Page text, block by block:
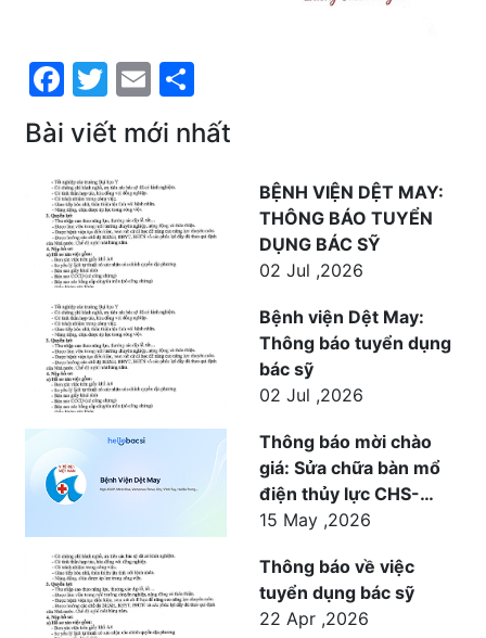
Facebook
Twitter
Email
Bài viết mới nhất
BỆNH VIỆN DỆT MAY:
THÔNG BÁO TUYỂN
DỤNG BÁC SỸ
02 Jul ,2026
Bệnh viện Dệt May:
Thông báo tuyển dụng
bác sỹ
02 Jul ,2026
Thông báo mời chào
giá: Sửa chữa bàn mổ
điện thủy lực CHS-
1500 cho khoa Ngoại
chữa bệnh tại Bệnh
viện Dệt May
15 May ,2026
Thông báo về việc
tuyển dụng bác sỹ
22 Apr ,2026